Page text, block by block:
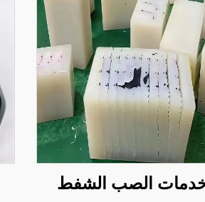
الصب الشفط